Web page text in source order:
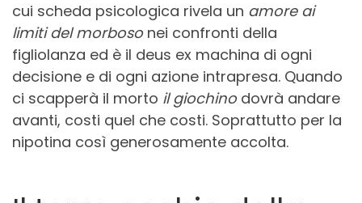
cui scheda psicologica rivela un amore ai
limiti del morbosonei confronti della
figliolanza ed è il deus ex machina di ogni
decisione e di ogni azione intrapresa. Quando
ci scapperà il morto il giochinodovrà andare
avanti, costi quel che costi. Soprattutto per la
nipotina così generosamente accolta.